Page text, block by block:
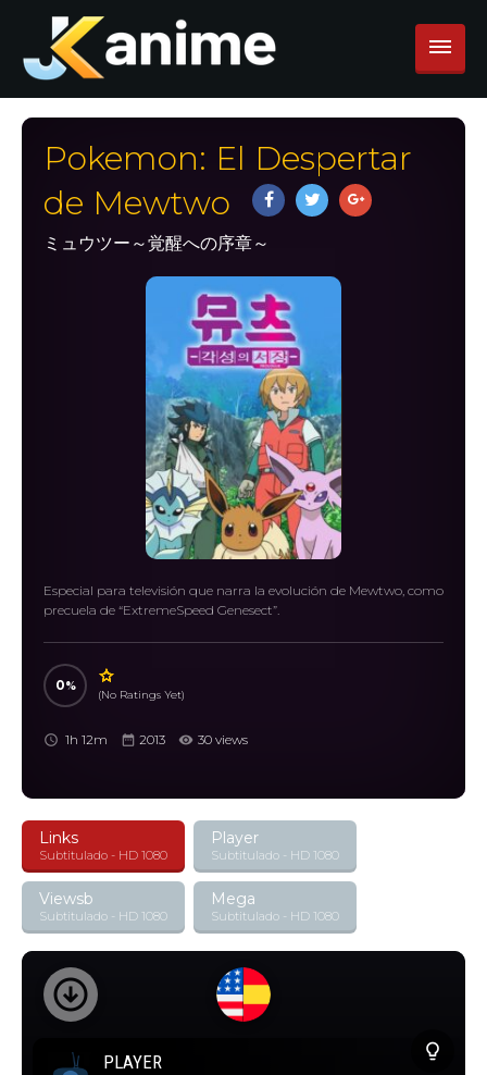
Pokemon: El Despertar
de Mewtwo
ミュウツー～覚醒への序章～
Especial para televisión que narra la evolución de Mewtwo, como
precuela de “ExtremeSpeed Genesect”.
0
(No Ratings Yet)
1h 12m 2013 30 views
Links
Subtitulado - HD 1080
Player
Subtitulado - HD 1080
Viewsb
Subtitulado - HD 1080
Mega
Subtitulado - HD 1080